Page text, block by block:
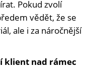
Pokud zvolí
vědět, že se
ale i za náročnější
klient nad rámec